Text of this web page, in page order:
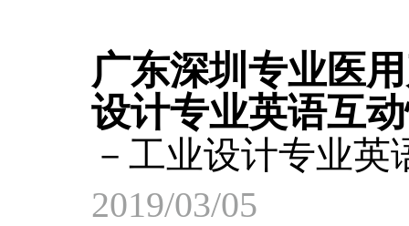
广东深圳专业医
设计专业英语互
－工业设计专业英
2019/03/05